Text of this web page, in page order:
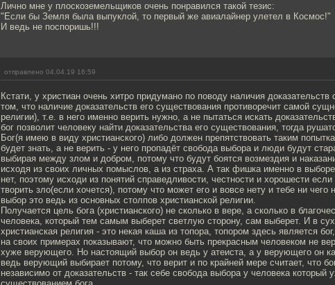
Лично мне у плоскоземельщиков очень понравился такой тезис:
"Если бы Земля была выпуклой, то первый же авиалайнер улетел в Космос!"
И ведь не поспоришь!!!
отправлено 04.04.19 16:59
Кстати, у христиан очень хитро придумано по поводу наличия
том, что наличие доказательств его существования противоречит самой
религии), т.е. в него именно верить нужно, а не пытаться искать
бог позволит человеку найти доказательства его существования, тогда
Бог(я имею в виду христианского) либо должен препятствовать таким
будет знать, а не верить - у него пропадёт свобода выбора и люди будут
выбирая между злом и добром, потому что будут боятся возмездия и
исходя из своих личных помыслов, а из страха. А так фишка именно в
нет, поэтому исходи из понятий справедливости, честности и хорошести
творить зло(если хочется), потому что может его и вовсе нету и тебе ни
выбор это ведь из основных столпов христианской религии.
Получается цель бога (христианского) не сколько в вере, а сколько в
человека, который тем самым выберет светлую сторону, сам выберет. И в
христианская религия - это некая каша из топора, топором здесь является
на своих примерах показывают, что можно быть прекрасным человеком не
хуже верующего. Но настоящий выбор он ведь у атеиста, а у верующего он
ведь верующий выбирает потому, что верит и по крайней мере считает, что
независимо от доказательств - так себе свобода выбора у человека который